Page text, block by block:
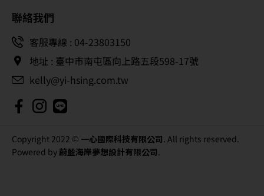
聯絡我們
客服專線 : 04-23803150
地址 : 臺中市南屯區向上路五段598-17號
kelly@yi-hsing.com.tw
Copyright 2022 © 一心國際科技有限公司. All rights reserved.
Powered by 蔚藍海岸夢想設計有限公司.